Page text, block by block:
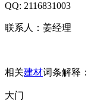
QQ: 2116831003
联系人：姜经理
相关建材词条解释：
大门